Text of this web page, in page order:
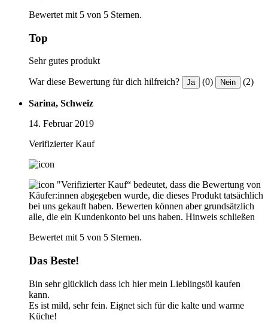
Bewertet mit 5 von 5 Sternen.
Top
Sehr gutes produkt
War diese Bewertung für dich hilfreich? Ja (0) Nein (2)
Sarina, Schweiz
14. Februar 2019
Verifizierter Kauf
"Verifizierter Kauf“ bedeutet, dass die Bewertung von
Käufer:innen abgegeben wurde, die dieses Produkt tatsächlich
bei uns gekauft haben. Bewerten können aber grundsätzlich
alle, die ein Kundenkonto bei uns haben. Hinweis schließen
Bewertet mit 5 von 5 Sternen.
Das Beste!
Bin sehr glücklich dass ich hier mein Lieblingsöl kaufen
kann.
Es ist mild, sehr fein. Eignet sich für die kalte und warme
Küche!